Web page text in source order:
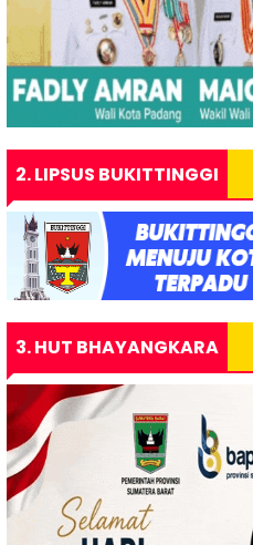
2. LIPSUS BUKITTINGGI
3. HUT BHAYANGKARA